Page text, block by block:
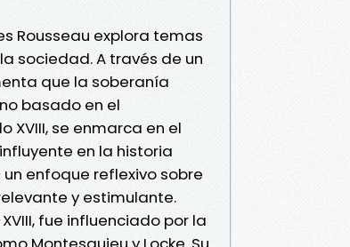
Rousseau explora temas
sociedad. A través de un
que la soberanía
basado en el
XVIII, se enmarca en el
en la historia
enfoque reflexivo sobre
y estimulante.
fue influenciado por la